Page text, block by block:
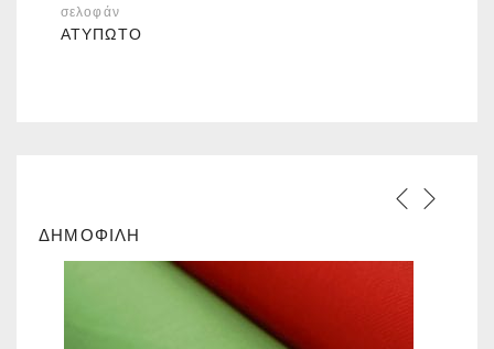
σελοφάν
ΑΤΎΠΩΤΟ
ΔΗΜΟΦΙΛΗ